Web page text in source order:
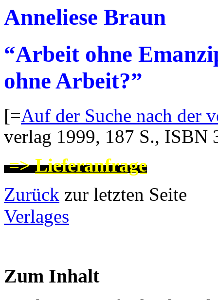
Anneliese Braun
“Arbeit ohne
ohne Arbeit?”
[=Auf der Suche nach der
verlag 1999, 187 S., ISBN
=>Lieferanfrage
Zurück zur letzten
Verlages
Zum Inhalt